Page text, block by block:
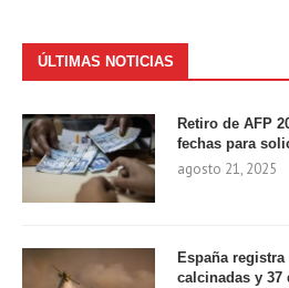
ÚLTIMAS NOTICIAS
Retiro de AFP
fechas para
agosto 21, 2025
España registra
calcinadas y 37